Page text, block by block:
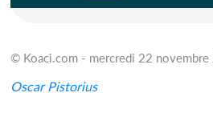
© Koaci.com - mercredi 22
Oscar Pistorius